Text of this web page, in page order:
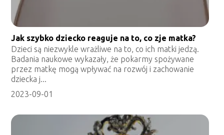
Jak szybko dziecko reaguje na to, co zje matka?
Dzieci są niezwykle wrażliwe na to, co ich matki jedzą.
Badania naukowe wykazały, że pokarmy spożywane
przez matkę mogą wpływać na rozwój i zachowanie
dziecka j...
2023-09-01